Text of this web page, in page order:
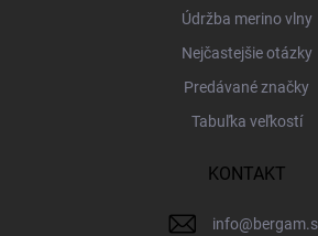
Údržba merino vlny
Nejčastejšie otázky
Predávané značky
Tabuľka veľkostí
KONTAKT
info@